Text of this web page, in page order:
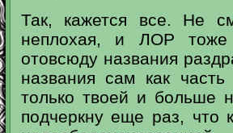
Так, кажется все. Не
неплохая, и ЛОР тоже
отовсюду названия
названия сам как
только твоей и больше
подчеркну еще раз, что